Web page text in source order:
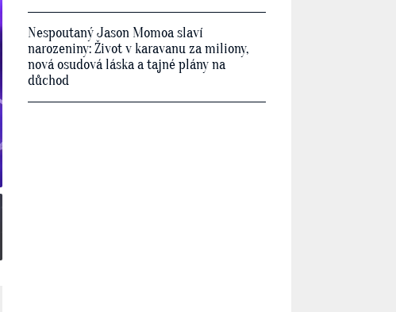
Nespoutaný Jason Momoa slaví
narozeniny: Život v karavanu za miliony,
nová osudová láska a tajné plány na
důchod